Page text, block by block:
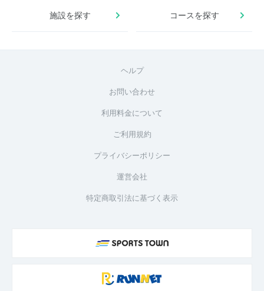
施設を探す コースを探す
ヘルプ
お問い合わせ
利用料金について
ご利用規約
プライバシーポリシー
運営会社
特定商取引法に基づく表示